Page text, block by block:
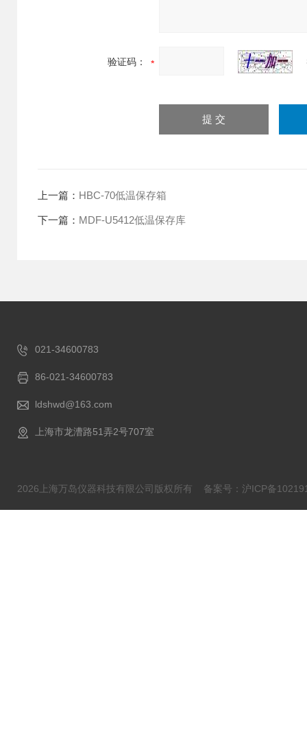
验证码：
上一篇： HBC-70低温保存箱
下一篇： MDF-U5412低温保存库
021-34600783
86-021-34600783
ldshwd@163.com
上海市龙漕路51弄2号707室
2026上海万岛仪器科技有限公司版权所有 备案号：沪ICP备